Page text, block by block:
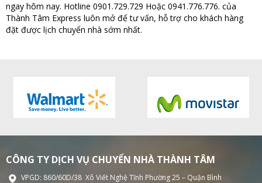
ngay hôm nay. Hotline 0901.729.729 Hoặc 0941.776.776. của
Thành Tâm Express luôn mở để tư vấn, hỗ trợ cho khách hàng
đặt được lịch chuyển nhà sớm nhất.
CÔNG TY DỊCH VỤ CHUYỂN NHÀ THÀNH TÂM
VPGD: 860/60D/38 Xô Viết Nghệ Tĩnh Phường 25 – Quận Bình